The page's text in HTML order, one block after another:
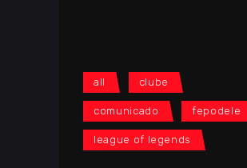
all clube
comunicado fepodele
league of legends